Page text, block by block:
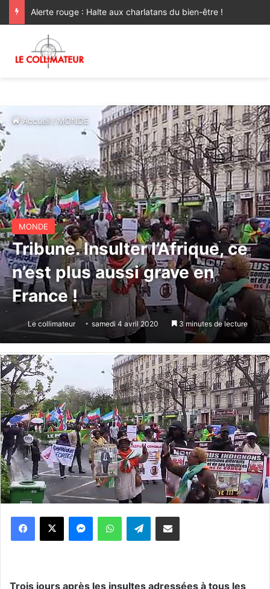
Alerte rouge : Halte aux charlatans du bien-être !
Accueil/MONDE
MONDE
Tribune. Insulter l’Afrique, ce
n’est plus aussi grave en
France !
Le collimateur samedi 4 avril 2020 3 minutes de lecture
WhatsApp Telegram
Trois jours après les insultes adressées à tous les